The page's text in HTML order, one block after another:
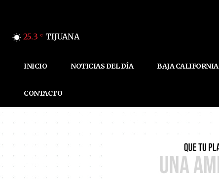
25.3 C TIJUANA
INICIO NOTICIAS DEL DÍA BAJA CALIFORNIA
CONTACTO